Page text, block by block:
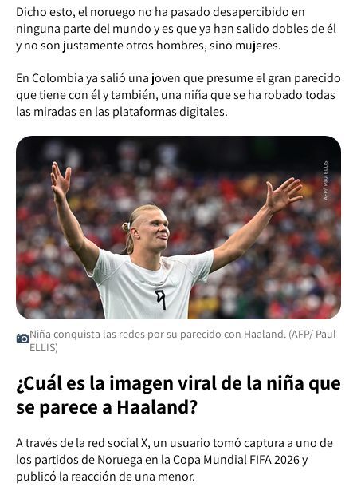
Dicho esto, el noruego no ha pasado desapercibido en
ninguna parte del mundo y es que ya han salido dobles de él
y no son justamente otros hombres, sino mujeres.
En Colombia ya salió una joven que presume el gran parecido
que tiene con él y también, una niña que se ha robado todas
las miradas en las plataformas digitales.
Niña conquista las redes por su parecido con Haaland. (AFP/ Paul
ELLIS)
¿Cuál es la imagen viral de la niña que
se parece a Haaland?
A través de la red social X, un usuario tomó captura a uno de
los partidos de Noruega en la Copa Mundial FIFA 2026 y
publicó la reacción de una menor.